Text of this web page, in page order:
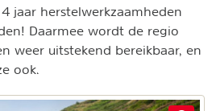
jaar herstelwerkzaamheden
Daarmee wordt de regio
weer uitstekend bereikbaar, en
ook.